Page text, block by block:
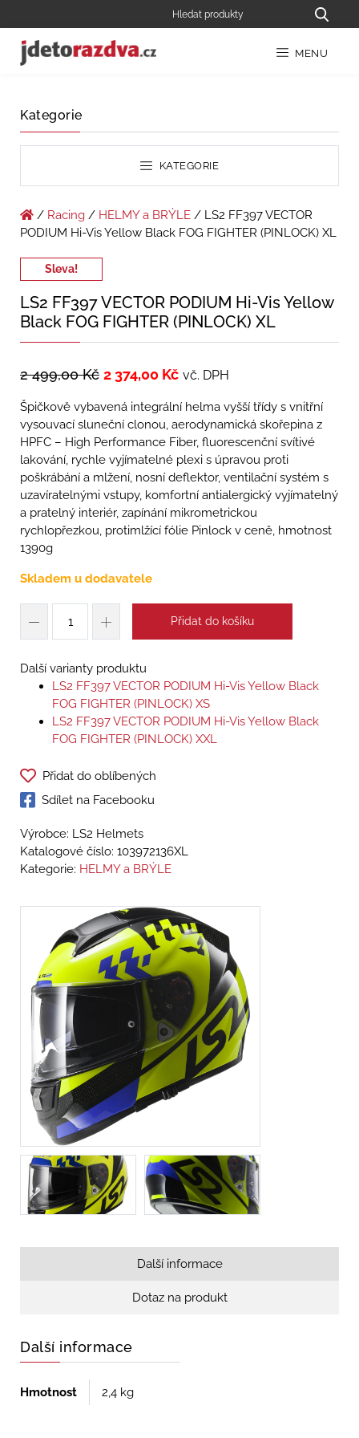
MENU
Kategorie
KATEGORIE
/ Racing / HELMY a BRÝLE / LS2 FF397 VECTOR
PODIUM Hi-Vis Yellow Black FOG FIGHTER (PINLOCK) XL
Sleva!
LS2 FF397 VECTOR PODIUM Hi-Vis Yellow
Black FOG FIGHTER (PINLOCK) XL
2 499,00Kč 2 374,00 Kč vč. DPH
Špičkově vybavená integrální helma vyšší třídy s vnitřní
vysouvací sluneční clonou, aerodynamická skořepina z
HPFC – High Performance Fiber, fluorescenční svítivé
lakování, rychle vyjímatelné plexi s úpravou proti
poškrábání a mlžení, nosní deflektor, ventilační systém s
uzavíratelnými vstupy, komfortní antialergický vyjímatelný
a pratelný interiér, zapínání mikrometrickou
rychlopřezkou, protimlžící fólie Pinlock v ceně, hmotnost
1390g
Skladem u dodavatele
Přidat do košíku
Další varianty produktu
LS2 FF397 VECTOR PODIUM Hi-Vis Yellow Black
FOG FIGHTER (PINLOCK) XS
LS2 FF397 VECTOR PODIUM Hi-Vis Yellow Black
FOG FIGHTER (PINLOCK) XXL
Přidat do oblíbených
Sdílet na Facebooku
Výrobce: LS2 Helmets
Katalogové číslo: 103972136XL
Kategorie: HELMY a BRÝLE
Další informace
Dotaz na produkt
Další informace
Hmotnost 2,4 kg